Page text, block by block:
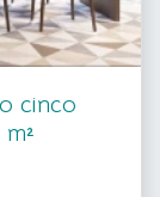
cinco